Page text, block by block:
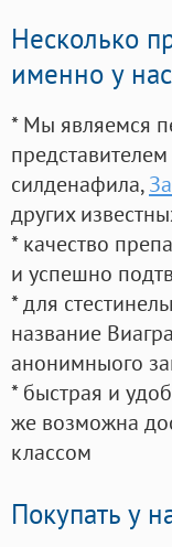
Несколько
именно у
* Мы являемся
силденафила,
других
* качество
и успешно
* для
название
анонимныого
* быстрая и
же возможна
классом
Покупать у